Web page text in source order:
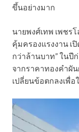
ขึ้นอย่างมาก
นายพงศ์เทพ เพชร
คุ้มครองแรงงาน เ
กว่าล้านบาท” ในปี
จากราคาทองคำผั
เปลี่ยนข้อตกลงเพื่